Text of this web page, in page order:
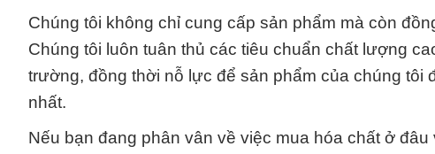
Chúng tôi không chỉ cung cấp sản phẩm mà còn
Chúng tôi luôn tuân thủ các tiêu chuẩn chất lượng
trường, đồng thời nỗ lực để sản phẩm của chúng tôi
nhất.
Nếu bạn đang phân vân về việc mua hóa chất ở